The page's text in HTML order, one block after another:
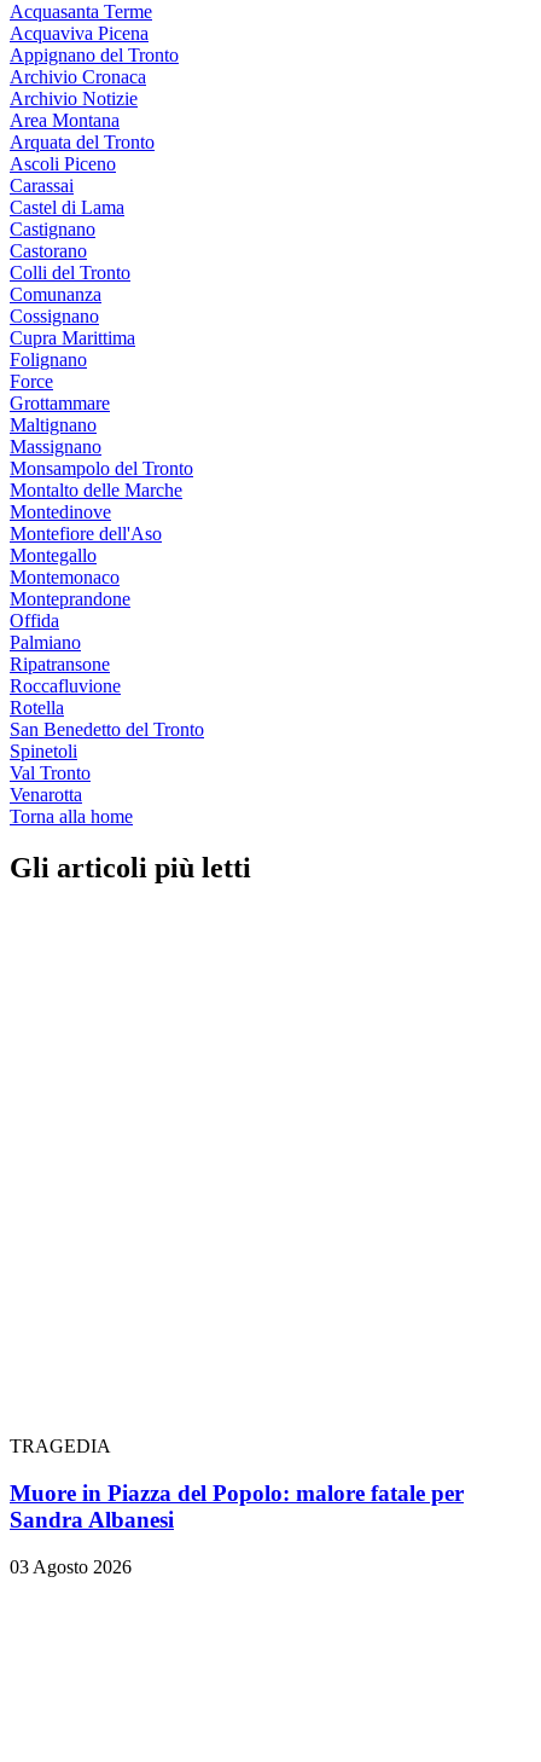
Acquasanta Terme
Acquaviva Picena
Appignano del Tronto
Archivio Cronaca
Archivio Notizie
Area Montana
Arquata del Tronto
Ascoli Piceno
Carassai
Castel di Lama
Castignano
Castorano
Colli del Tronto
Comunanza
Cossignano
Cupra Marittima
Folignano
Force
Grottammare
Maltignano
Massignano
Monsampolo del Tronto
Montalto delle Marche
Montedinove
Montefiore dell'Aso
Montegallo
Montemonaco
Monteprandone
Offida
Palmiano
Ripatransone
Roccafluvione
Rotella
San Benedetto del Tronto
Spinetoli
Val Tronto
Venarotta
Torna alla home
Gli articoli più letti
TRAGEDIA
Muore in Piazza del Popolo: malore fatale per
Sandra Albanesi
03 Agosto 2026